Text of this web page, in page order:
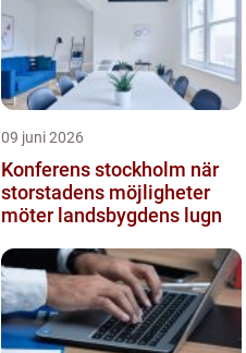
09 juni 2026
Konferens stockholm när
storstadens möjligheter
möter landsbygdens lugn